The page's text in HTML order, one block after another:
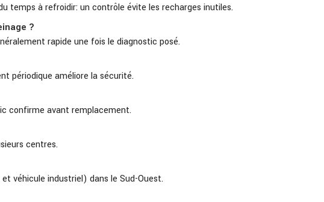
temps à refroidir: un contrôle évite les recharges inutiles.
?
rapide une fois le diagnostic posé.
périodique améliore la sécurité.
confirme avant remplacement.
centres.
véhicule industriel) dans le Sud-Ouest.